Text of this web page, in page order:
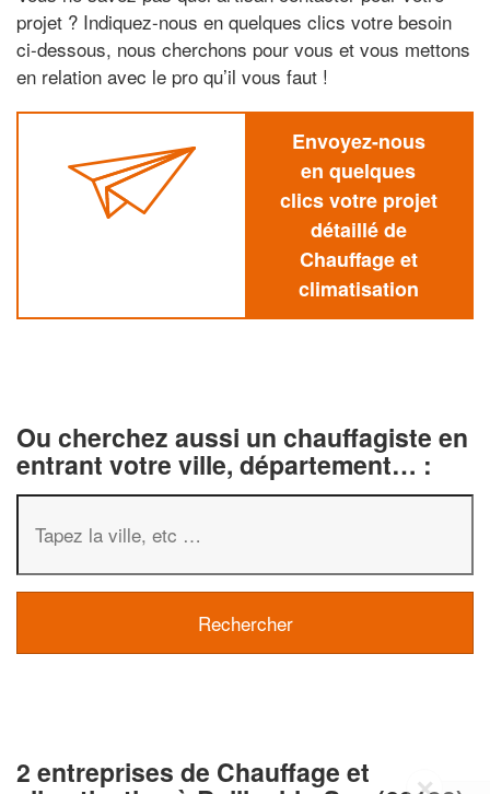
projet ? Indiquez-nous en quelques clics votre besoin
ci-dessous, nous cherchons pour vous et vous mettons
en relation avec le pro qu’il vous faut !
Envoyez-nous
en quelques
clics votre projet
détaillé de
Chauffage et
climatisation
Ou cherchez aussi un chauffagiste en
entrant votre ville, département… :
2 entreprises de Chauffage et